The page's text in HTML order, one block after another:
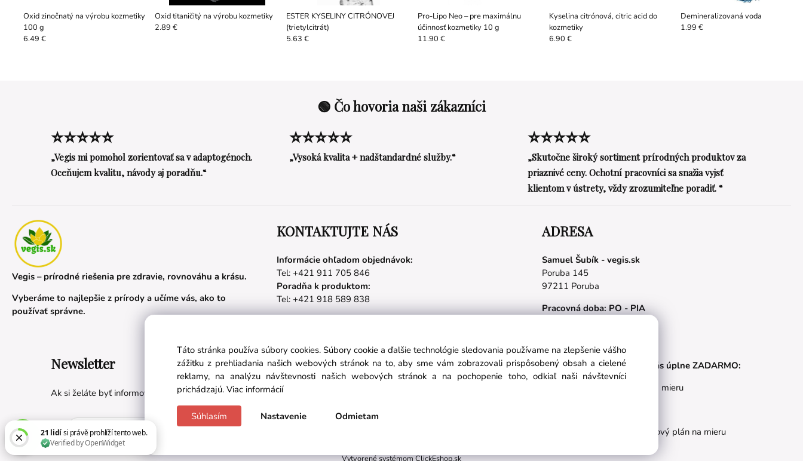
Oxid zinočnatý na výrobu kozmetiky
100 g
6.49 €
Oxid titaničitý na výrobu kozmetiky
2.89 €
ESTER KYSELINY CITRÓNOVEJ
(trietylcitrát)
5.63 €
Pro-Lipo Neo – pre maximálnu
účinnosť kozmetiky 10 g
11.90 €
Kyselina citrónová, citric acid do
kozmetiky
6.90 €
Demineralizovaná voda
1.99 €
🟢 Čo hovoria naši zákazníci
⭐⭐⭐⭐⭐
„Vegis mi pomohol zorientovať sa v adaptogénoch.
Oceňujem kvalitu, návody aj poradňu.“
⭐⭐⭐⭐⭐
„Vysoká kvalita + nadštandardné služby.“
⭐⭐⭐⭐⭐
„Skutočne široký sortiment prírodných produktov za
priaznivé ceny. Ochotní pracovníci sa snažia vyjsť
klientom v ústrety, vždy zrozumiteľne poradiť. “
Vegis – prírodné riešenia pre zdravie, rovnováhu a krásu.
Vyberáme to najlepšie z prírody a učíme vás, ako to
používať správne.
KONTAKTUJTE NÁS
Informácie ohľadom objednávok:
Tel: +421 911 705 846
Poradňa k produktom:
Tel: +421 918 589 838
ADRESA
Samuel Šubík - vegis.sk
Poruba 145
97211 Poruba
Pracovná doba: PO - PIA
Newsletter
Ak si želáte byť informovaní o novinkách a akciách, prihláste sa na odber noviniek:
Partnerské stránky
Naše appky pre vás úplne ZADARMO:
Tréningový plán na mieru
Vygeneruj si výživový plán na mieru
Vytvorené systémom ClickEshop.sk
Táto stránka používa súbory cookies. Súbory cookie a ďalšie technológie sledovania používame na zlepšenie vášho
zážitku z prehliadania našich webových stránok na to, aby sme vám zobrazovali prispôsobený obsah a cielené
reklamy, na analýzu návštevnosti našich webových stránok a na pochopenie toho, odkiaľ naši návštevníci
prichádzajú. Viac informácií
Súhlasím Nastavenie Odmietam